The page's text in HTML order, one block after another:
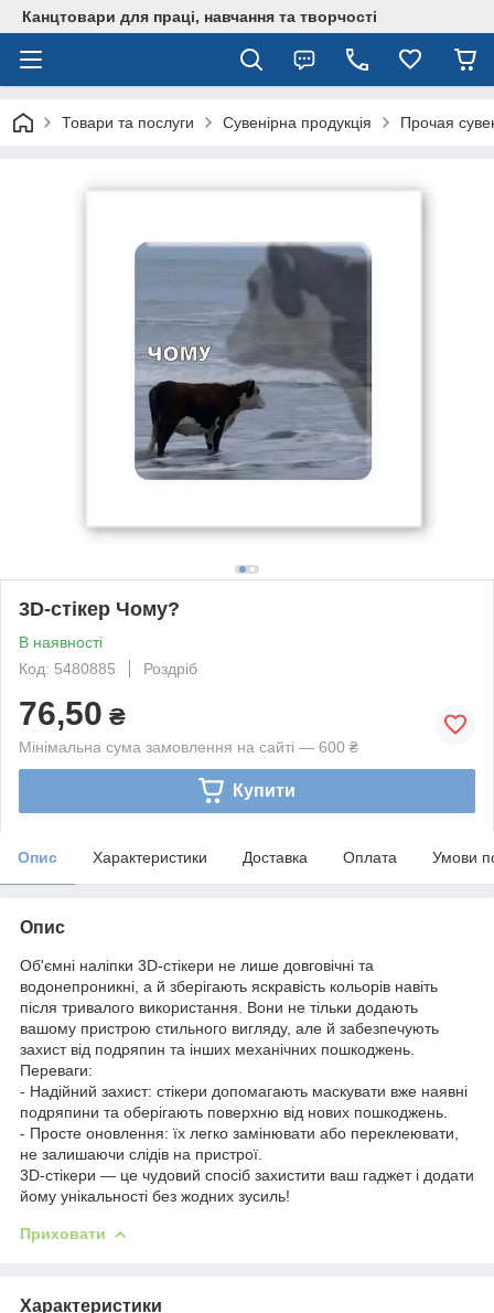
Канцтовари для працi, навчання та творчостi
Товари та послуги Сувенірна продукція Прочая
3D-стікер Чому?
В наявності
Код: 5480885
Роздріб
76,50 ₴
Мінімальна сума замовлення на сайті — 600 ₴
Купити
Опис Характеристики Доставка Оплата Умови
Опис
Об'ємні наліпки 3D-стікери не лише довговічні та
водонепроникні, а й зберігають яскравість кольорів навіть
після тривалого використання. Вони не тільки додають
вашому пристрою стильного вигляду, але й забезпечують
захист від подряпин та інших механічних пошкоджень.
Переваги:
- Надійний захист: стікери допомагають маскувати вже наявні
подряпини та оберігають поверхню від нових пошкоджень.
- Просте оновлення: їх легко замінювати або переклеювати,
не залишаючи слідів на пристрої.
3D-стікери — це чудовий спосіб захистити ваш гаджет і додати
йому унікальності без жодних зусиль!
Приховати
Характеристики